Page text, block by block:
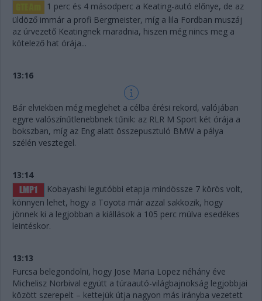
1 perc és 4 másodperc a Keating-autó előnye, de az
üldöző immár a profi Bergmeister, míg a lila Fordban muszáj
az úrvezető Keatingnek maradnia, hiszen még nincs meg a
kötelező hat órája...
13:16
Bár elviekben még meglehet a célba érési rekord, valójában
egyre valószínűtlenebbnek tűnik: az RLR M Sport két órája a
bokszban, míg az Eng alatt összepusztuló BMW a pálya
szélén vesztegel.
13:14
Kobayashi legutóbbi etapja mindössze 7 körös volt,
könnyen lehet, hogy a Toyota már azzal sakkozik, hogy
jönnek ki a legjobban a kiállások a 105 perc múlva esedékes
leintéskor.
13:13
Furcsa belegondolni, hogy Jose Maria Lopez néhány éve
Michelisz Norbival együtt a túraautó-világbajnokság legjobbjai
között szerepelt – kettejük útja nagyon más irányba vezetett